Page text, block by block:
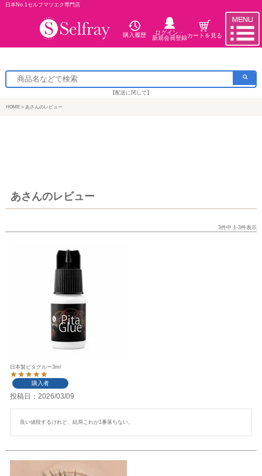
日本No.1セルフマツエク専門店
購入履歴
ログイン・
新規会員登録カートを見る
【配送に関して】
HOME あさんのレビュー
あさんのレビュー
3件中 1-3件表示
日本製ピタグルー3ml
購入者
投稿日 2026/03/09
良い値段するけれど、結局これが1番落ちない。